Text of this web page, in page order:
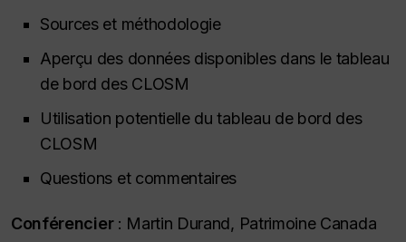
Sources et méthodologie
Aperçu des données disponibles dans le tableau
de bord des CLOSM
Utilisation potentielle du tableau de bord des
CLOSM
Questions et commentaires
Conférencier : Martin Durand, Patrimoine Canada